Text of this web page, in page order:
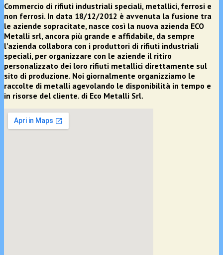
Commercio di rifiuti industriali speciali, metallici, ferrosi e
non ferrosi. In data 18/12/2012 è avvenuta la fusione tra
le aziende sopracitate, nasce così la nuova azienda ECO
Metalli srl, ancora più grande e affidabile, da sempre
l’azienda collabora con i produttori di rifiuti industriali
speciali, per organizzare con le aziende il ritiro
personalizzato dei loro rifiuti metallici direttamente sul
sito di produzione. Noi giornalmente organizziamo le
raccolte di metalli agevolando le disponibilità in tempo e
in risorse del cliente. di Eco Metalli Srl.